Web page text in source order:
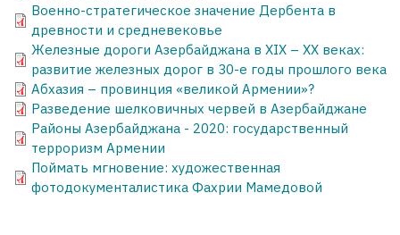
Военно-стратегическое значение Дербента в
древности и средневековье
Железные дороги Азербайджана в XIX – XX веках:
развитие железных дорог в 30-е годы прошлого века
Абхазия – провинция «великой Армении»?
Разведение шелковичных червей в Азербайджане
Районы Азербайджана - 2020: государственный
терроризм Армении
Поймать мгновение: художественная
фотодокументалистика Фахрии Мамедовой